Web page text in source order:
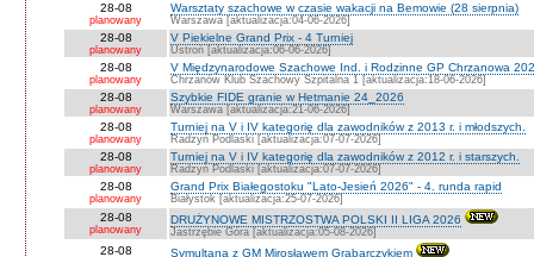
28-08
planowany
Warsztaty szachowe w czasie wakacji na Bemowie (28 sierpnia)
Warszawa [aktualizacja:04-06-2026]
28-08
planowany
V Piekielne Grand Prix - 4 Turniej
Ustroń [aktualizacja:06-06-2026]
28-08
planowany
V Międzynarodowe Szachowe Ind. i Rodzinne GP Chrzanowa
Chrzanów Klub Szachowy Szpitalna 1 [aktualizacja:18-06-2026]
28-08
planowany
Szybkie FIDE granie w Hetmanie 24_2026
Warszawa [aktualizacja:21-06-2026]
28-08
planowany
Turniej na V i IV kategorię dla zawodników z 2013 r. i młodszych.
Radzyń Podlaski [aktualizacja:07-07-2026]
28-08
planowany
Turniej na V i IV kategorię dla zawodników z 2012 r. i starszych.
Radzyń Podlaski [aktualizacja:07-07-2026]
28-08
planowany
Grand Prix Białegostoku "Lato-Jesień 2026" - 4. runda rapid
Białystok [aktualizacja:25-07-2026]
28-08
planowany
DRUŻYNOWE MISTRZOSTWA POLSKI II LIGA 2026
Jastrzębie Góra [aktualizacja:05-08-2026]
28-08 Symultana z GM Mirosławem Grabarczykiem